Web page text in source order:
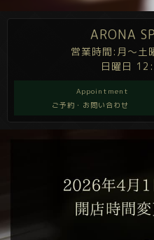
ARONA
営業時間:月～
日曜日
Appointment
ご予約・お問い合わせ